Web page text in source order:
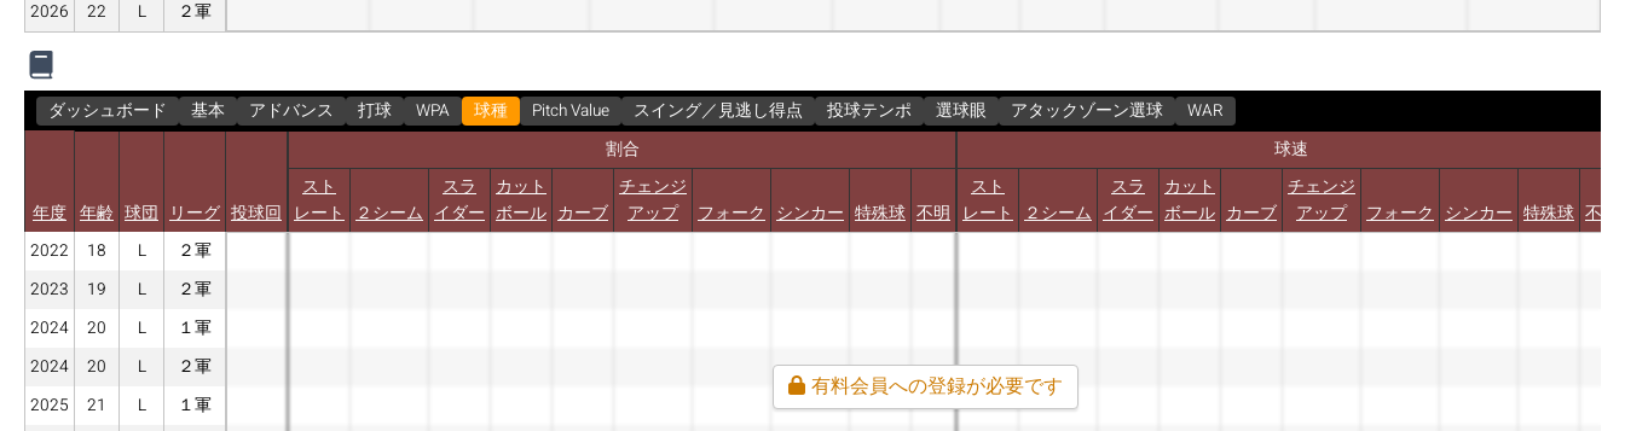
2026
22 L ２軍
ダッシュボード 基本 アドバンス 打球 WPA 球種 Pitch Value スイング／見逃し得点 投球テンポ 選球眼 アタックゾーン選球
WAR
割合
球速
年度 年齢 球団 リーグ 投球回
スト
レート ２シーム
スラ
イダー
カット
ボール カーブ
チェンジ
アップ
フォーク シンカー 特殊球 不明
スト
レート ２シーム
スラ
イダー
カット
ボール カーブ
チェンジ
アップ
フォーク シンカー 特殊球 不明
2022
18 L
２軍
2023
19 L
２軍
2024
20 L
１軍
2024
20 L
２軍
2025
21 L
１軍
有料会員への登録が必要です